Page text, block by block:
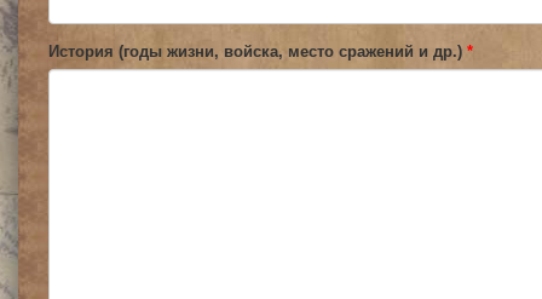
История (годы жизни, войска, место сражений и др.) *